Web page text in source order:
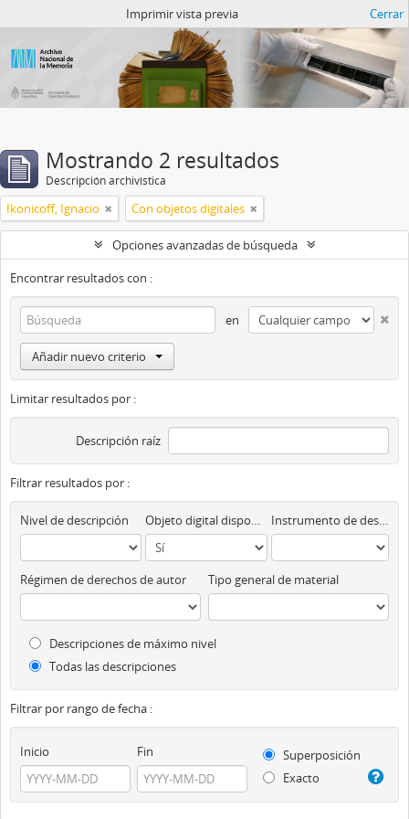
Imprimir vista previa Cerrar
Mostrando 2 resultados
Descripción archivística
Ikonicoff, Ignacio Con objetos digitales
Opciones avanzadas de búsqueda
Encontrar resultados con :
en
Añadir nuevo criterio
Limitar resultados por :
Descripción raíz
Filtrar resultados por :
Nivel de descripción Objeto digital disponibles Instrumento de descripción
Régimen de derechos de autor Tipo general de material
Descripciones de máximo nivel
Todas las descripciones
Filtrar por rango de fecha :
Inicio Fin
Superposición
Exacto